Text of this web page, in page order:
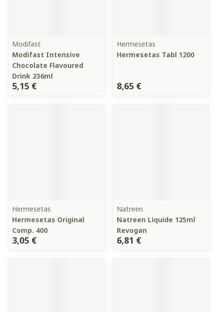
Modifast
Modifast Intensive
Chocolate Flavoured
Drink 236ml
5,15 €
Hermesetas
Hermesetas Tabl 1200
8,65 €
Hermesetas
Hermesetas Original
Comp. 400
3,05 €
Natreen
Natreen Liquide 125ml
Revogan
6,81 €